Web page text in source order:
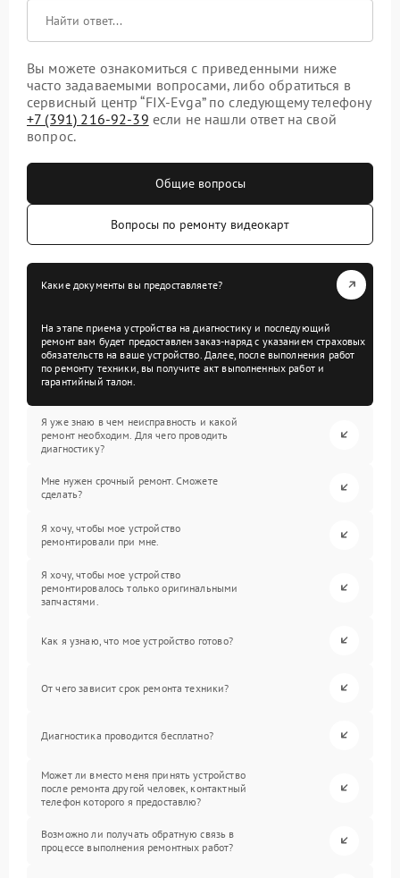
Вы можете ознакомиться с приведенными ниже
часто задаваемыми вопросами, либо обратиться в
сервисный центр “FIX-Evga” по следующему телефону
+7 (391) 216-92-39 если не нашли ответ на свой
вопрос.
Общие вопросы
Вопросы по ремонту видеокарт
Какие документы вы предоставляете?
На этапе приема устройства на диагностику и последующий
ремонт вам будет предоставлен заказ-наряд с указанием страховых
обязательств на ваше устройство. Далее, после выполнения работ
по ремонту техники, вы получите акт выполненных работ и
гарантийный талон.
Я уже знаю в чем неисправность и какой
ремонт необходим. Для чего проводить
диагностику?
Мне нужен срочный ремонт. Сможете
сделать?
Я хочу, чтобы мое устройство
ремонтировали при мне.
Я хочу, чтобы мое устройство
ремонтировалось только оригинальными
запчастями.
Как я узнаю, что мое устройство готово?
От чего зависит срок ремонта техники?
Диагностика проводится бесплатно?
Может ли вместо меня принять устройство
после ремонта другой человек, контактный
телефон которого я предоставлю?
Возможно ли получать обратную связь в
процессе выполнения ремонтных работ?